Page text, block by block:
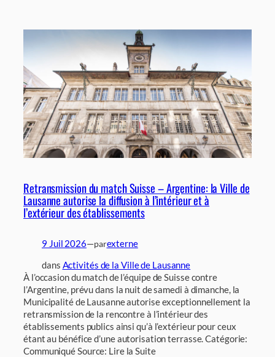
Retransmission du match Suisse – Argentine: la Ville de
Lausanne autorise la diffusion à l’intérieur et à
l’extérieur des établissements
9 Juil 2026—parexterne
dans Activités de la Ville de Lausanne
À l’occasion du match de l’équipe de Suisse contre
l’Argentine, prévu dans la nuit de samedi à dimanche, la
Municipalité de Lausanne autorise exceptionnellement la
retransmission de la rencontre à l’intérieur des
établissements publics ainsi qu’à l’extérieur pour ceux
étant au bénéfice d’une autorisation terrasse. Catégorie:
Communiqué Source: Lire la Suite